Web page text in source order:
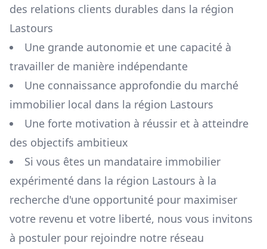
des relations clients durables dans la région
Lastours
Une grande autonomie et une capacité à
travailler de manière indépendante
Une connaissance approfondie du marché
immobilier local dans la région Lastours
Une forte motivation à réussir et à atteindre
des objectifs ambitieux
Si vous êtes un mandataire immobilier
expérimenté dans la région Lastours à la
recherche d'une opportunité pour maximiser
votre revenu et votre liberté, nous vous invitons
à postuler pour rejoindre notre réseau